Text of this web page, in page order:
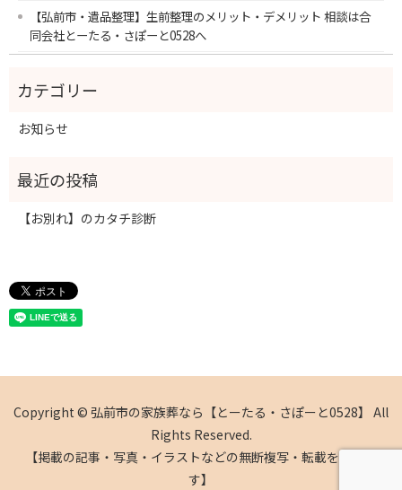
【弘前市・遺品整理】生前整理のメリット・デメリット 相談は合
同会社とーたる・さぽーと0528へ
お知らせ
【お別れ】のカタチ診断
Copyright © 弘前市の家族葬なら【とーたる・さぽーと0528】 All
Rights Reserved.
【掲載の記事・写真・イラストなどの無断複写・転載を禁じま
す】